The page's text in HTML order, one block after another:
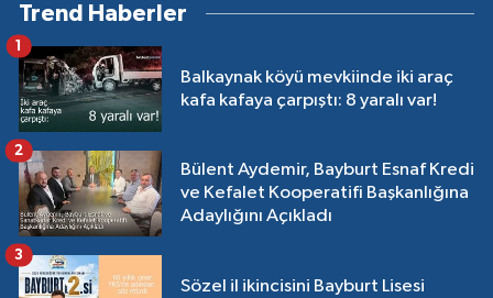
Trend Haberler
Balkaynak köyü mevkiinde iki araç
kafa kafaya çarpıştı: 8 yaralı var!
1
Bülent Aydemir, Bayburt Esnaf Kredi
ve Kefalet Kooperatifi Başkanlığına
Adaylığını Açıkladı
2
Sözel il ikincisini Bayburt Lisesi
3